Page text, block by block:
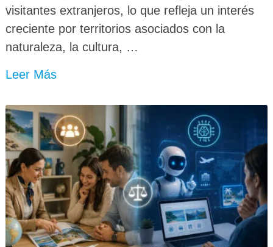
visitantes extranjeros, lo que refleja un interés
creciente por territorios asociados con la
naturaleza, la cultura, …
Leer Más